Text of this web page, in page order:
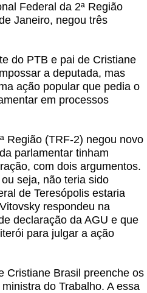
Federal da 2ª Região
Janeiro, negou três
do PTB e pai de Cristiane
a deputada, mas
ação popular que pedia o
em processos
Região (TRF-2) negou novo
parlamentar tinham
com dois argumentos.
seja, não teria sido
de Teresópolis estaria
respondeu na
declaração da AGU e que
para julgar a ação
Cristiane Brasil preenche os
do Trabalho. A essa